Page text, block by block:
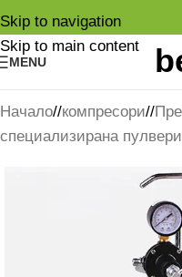
Skip to navigation
Skip to main content
MENU
Начало/ компресори/
специализирана